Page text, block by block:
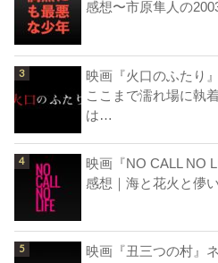
感想〜市原隼人の
映画『火口のふたり
ここまで濡れ場に執
は…
映画『NO CALL NO
感想｜海と花火と儚
映画『丑三つの村』